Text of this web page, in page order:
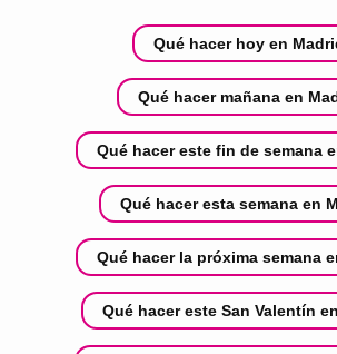
Qué hacer hoy en
Qué hacer mañana en
Qué hacer este fin de semana
Qué hacer esta semana en
Qué hacer la próxima semana
Qué hacer este San Valentín